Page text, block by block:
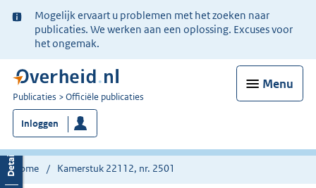
Ter
informatie:
Mogelijk ervaart u problemen met het zoeken naar
publicaties. We werken aan een oplossing. Excuses voor
het ongemak.
Menu
U
bent
nu
hier:
Publicaties Officiële publicaties
Inloggen
Home Kamerstuk 22112, nr. 2501